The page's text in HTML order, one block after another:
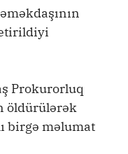
Prokurorluq
öldürülərək
birgə məlumat